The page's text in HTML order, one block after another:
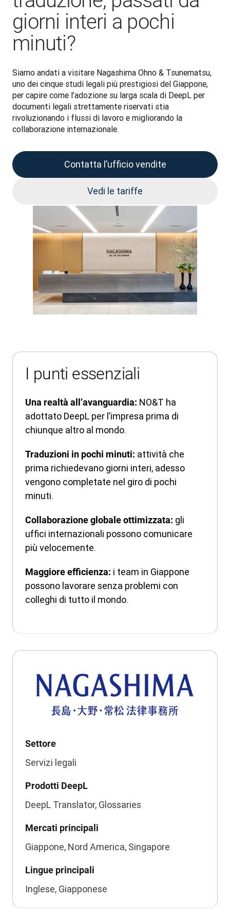
giorni interi a pochi
minuti?
Siamo andati a visitare Nagashima Ohno & Tsunematsu,
uno dei cinque studi legali più prestigiosi del Giappone,
per capire come l’adozione su larga scala di DeepL per
documenti legali strettamente riservati stia
rivoluzionando i flussi di lavoro e migliorando la
collaborazione internazionale.
Contatta l’ufficio vendite
Vedi le tariffe
I punti essenziali
Una realtà all’avanguardia: NO&T ha
adottato DeepL per l’impresa prima di
chiunque altro al mondo.
Traduzioni in pochi minuti: attività che
prima richiedevano giorni interi, adesso
vengono completate nel giro di pochi
minuti.
Collaborazione globale ottimizzata: gli
uffici internazionali possono comunicare
più velocemente.
Maggiore efficienza: i team in Giappone
possono lavorare senza problemi con
colleghi di tutto il mondo.
Settore
Servizi legali
Prodotti DeepL
DeepL Translator, Glossaries
Mercati principali
Giappone, Nord America, Singapore
Lingue principali
Inglese, Giapponese